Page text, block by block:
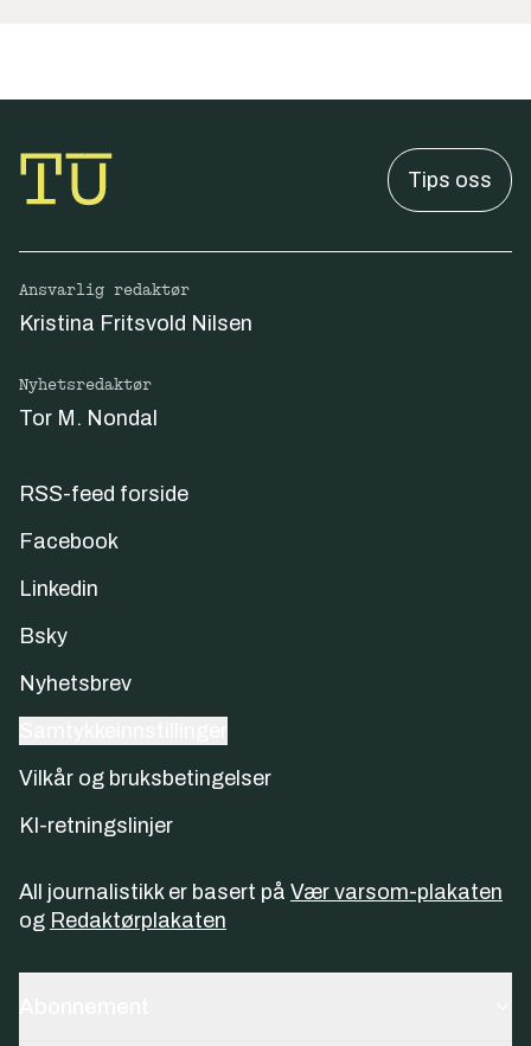
Tips oss
Ansvarlig redaktør
Kristina Fritsvold Nilsen
Nyhetsredaktør
Tor M. Nondal
RSS-feed forside
Facebook
Linkedin
Bsky
Nyhetsbrev
Vilkår og bruksbetingelser
KI-retningslinjer
All journalistikk er basert på Vær varsom-plakaten
og Redaktørplakaten